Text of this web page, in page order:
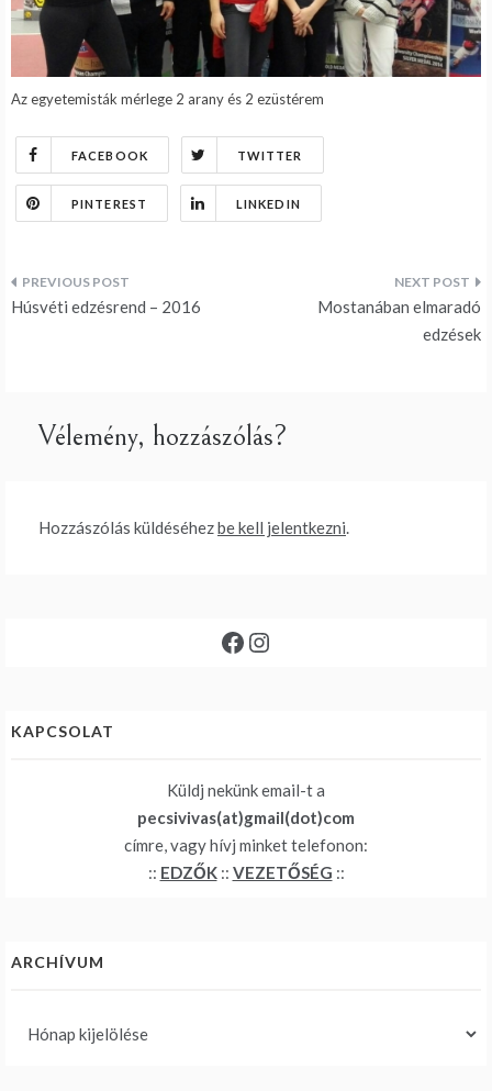
Az egyetemisták mérlege 2 arany és 2 ezüstérem
FACEBOOK TWITTER
PINTEREST LINKEDIN
Bejegyzés
Húsvéti edzésrend – 2016
Mostanában elmaradó
edzések
Vélemény, hozzászólás?
Hozzászólás küldéséhezbe kell jelentkezni.
Facebook
Instagram
KAPCSOLAT
Küldj nekünk email-t a
pecsivivas(at)gmail(dot)com
címre, vagy hívj minket telefonon:
:: EDZŐK:: VEZETŐSÉG ::
ARCHÍVUM